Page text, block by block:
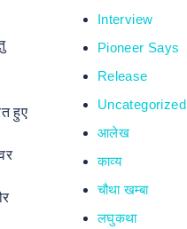
हुए
Interview
Pioneer Says
Release
Uncategorized
आलेख
काव्य
चौथा खम्बा
लघुकथा